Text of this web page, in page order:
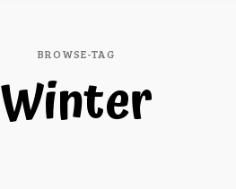
BROWSE-TAG
Winter